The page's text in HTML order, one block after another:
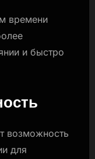
времени
и быстро
возможность
для